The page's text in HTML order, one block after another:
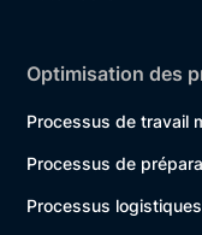
Optimisation des
Processus de travail
Processus de
Processus logistiques